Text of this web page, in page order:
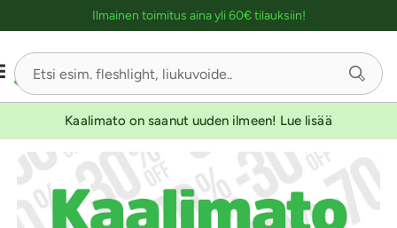
Ilmainen toimitus aina yli 60€ tilauksiin!
Kaalimato on saanut uuden ilmeen! Lue lisää